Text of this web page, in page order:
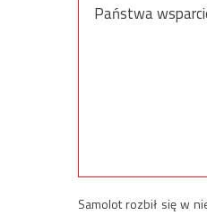
Państwa
Samolot rozbił się w